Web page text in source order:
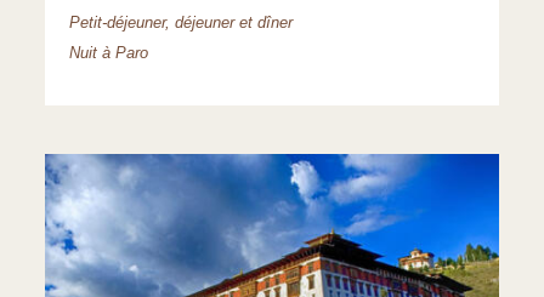
Petit-déjeuner, déjeuner et dîner
Nuit à Paro